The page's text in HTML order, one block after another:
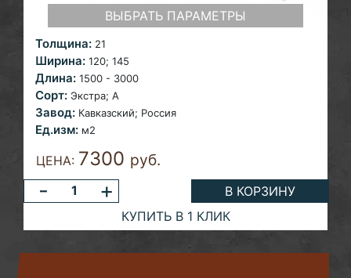
ВЫБРАТЬ ПАРАМЕТРЫ
Толщина: 21
Ширина: 120; 145
Длина: 1500 - 3000
Сорт: Экстра; A
Завод: Кавказский; Россия
Ед.изм: м2
ЦЕНА: 7300 руб.
- +
В КОРЗИНУ
КУПИТЬ В 1 КЛИК